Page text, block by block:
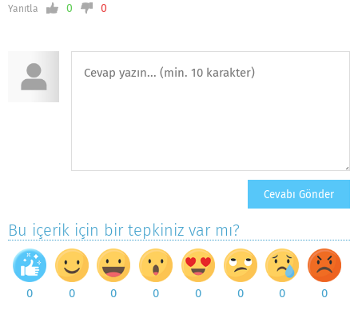
Yanıtla 0 0
Bu içerik için bir tepkiniz var mı?
0 0 0 0 0 0 0 0